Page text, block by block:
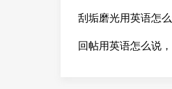
刮垢磨光用英语怎
回帖用英语怎么说